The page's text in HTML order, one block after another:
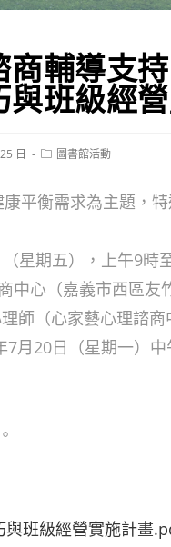
商輔導支
班級經營
日
Post圖書館活動
平衡需求為主題，
星期五），上午9時
中心（嘉義市西區友
師（心家藝心理諮商
月20日（星期一）中
班級經營實施計畫